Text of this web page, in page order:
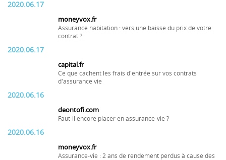
2020.06.17
moneyvox.fr
Assurance habitation : vers une baisse du prix de votre
contrat ?
2020.06.17
capital.fr
Ce que cachent les frais d'entrée sur vos contrats
d'assurance vie
2020.06.16
deontofi.com
Faut-il encore placer en assurance-vie ?
2020.06.16
moneyvox.fr
Assurance-vie : 2 ans de rendement perdus à cause des